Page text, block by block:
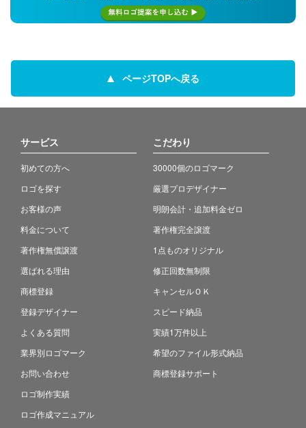
ページTOPへ戻る
サービス
初めての方へ
ロゴを探す
お客様の声
料金について
著作権無償譲渡
選ばれる理由
商標登録
登録デザイナー
よくある質問
業界別ロゴマーク
お問い合わせ
ロゴ制作実績
ロゴ作成マニュアル
こだわり
30000個のロゴマーク
厳選プロデザイナー
明朗会計・追加料金ゼロ
著作権完全譲渡
1点ものオリジナル
修正回数無制限
キャンセルＯＫ
スピード納品
実績1万件以上
希望のファイル形式納品
商標登録サポート